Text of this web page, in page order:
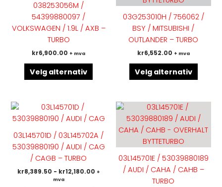
038253056M /
54399880097 /
VOLKSWAGEN / 1.9L / AXB –
TURBO
kr6,900.00 + mva
Velg alternativ
Alternativene
kan
produktsiden
03G253010H / 756062 /
BSY / MITSUBISHI /
OUTLANDER – TURBO
kr6,552.00 + mva
Velg alternativ
velges
03L145701D / 03L145702A /
53039880190 / AUDI / CAG
/ CAGB – TURBO
kr8,389.50 - kr12,180.00 +
mva
produktet
har
flere
varianter.
Alternativene
kan
03L145701E / 53039880189
/ AUDI / CAHA / CAHB –
TURBO
har
kan